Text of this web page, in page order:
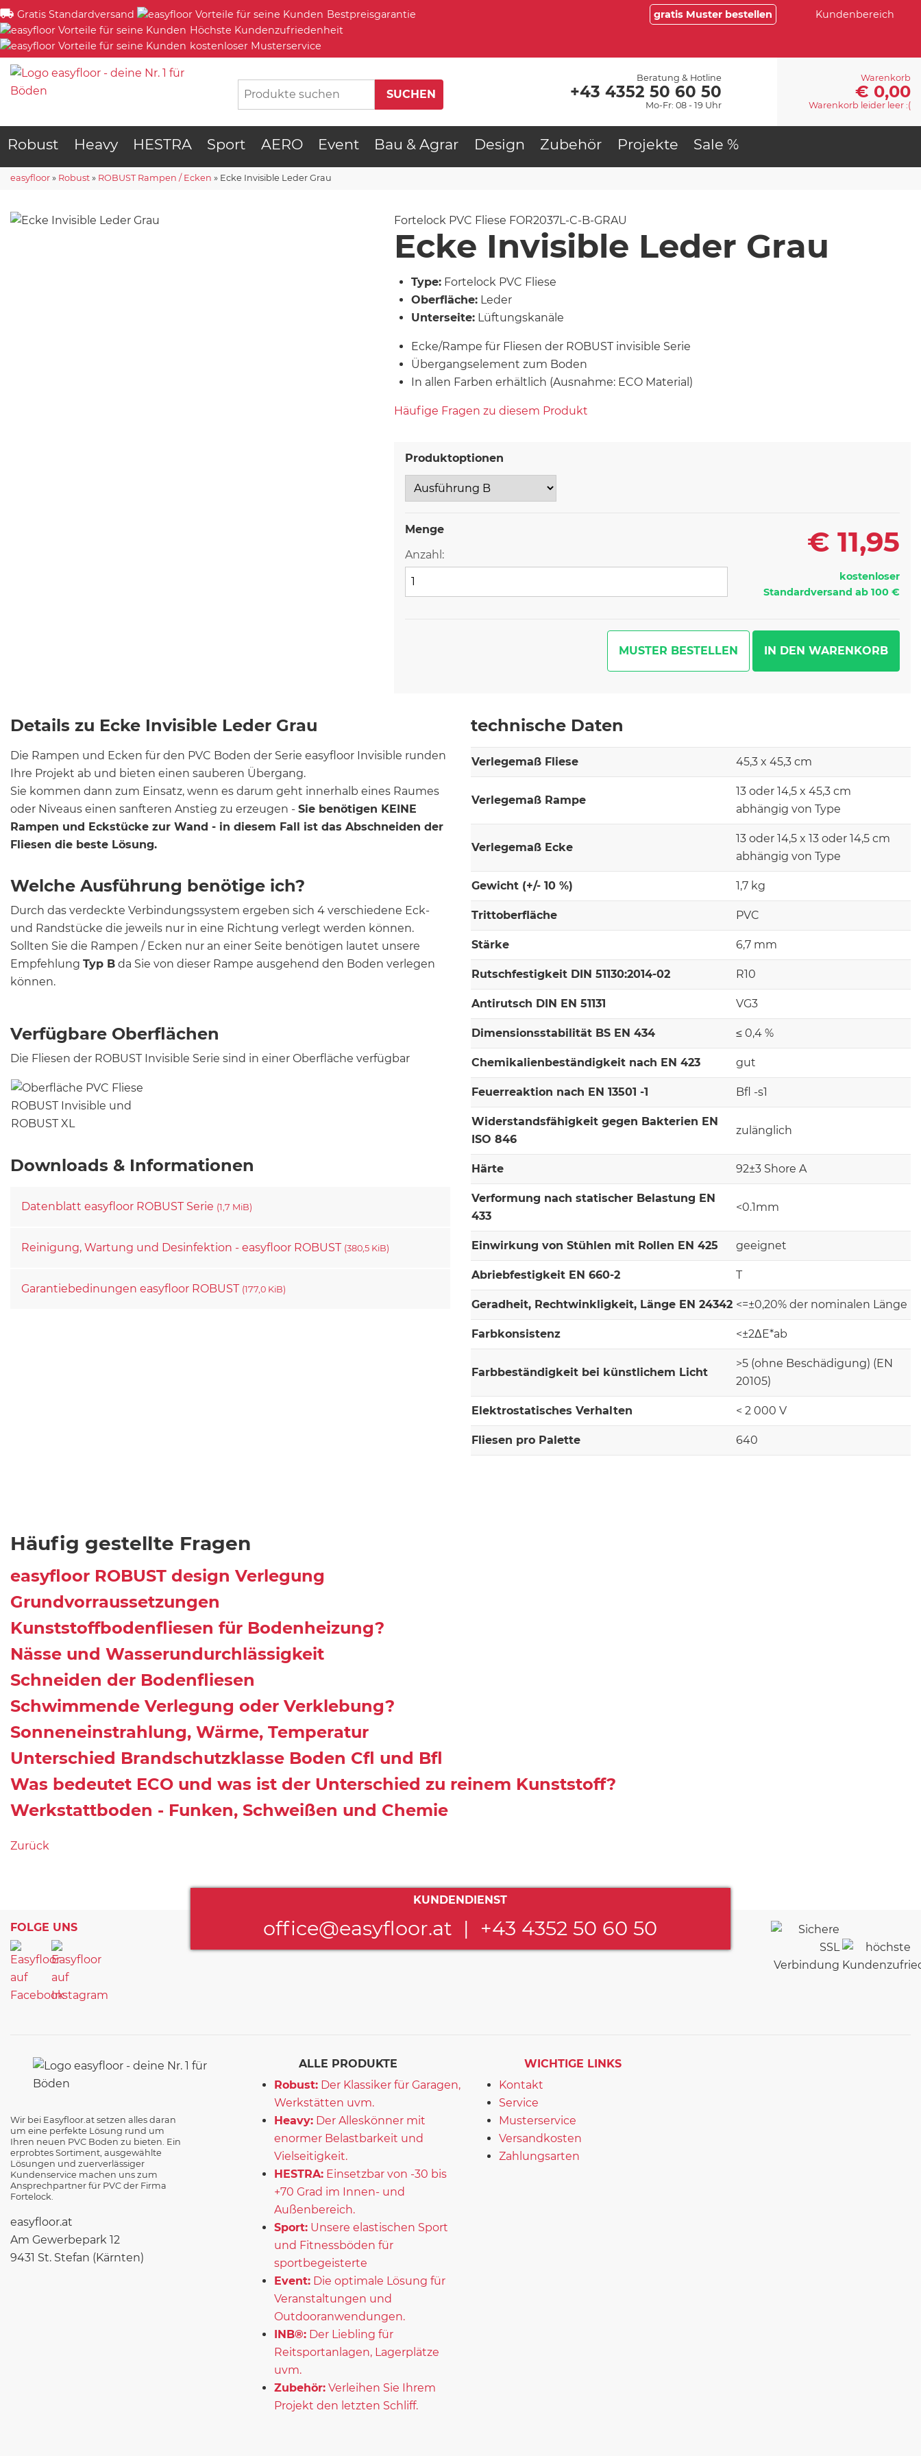
Gratis Standardversand
Bestpreisgarantie
Höchste Kundenzufriedenheit
kostenloser Musterservice
gratis Muster bestellen Kundenbereich
Beratung & Hotline
+43 4352 50 60 50
Mo-Fr: 08 - 19 Uhr
Warenkorb
€ 0,00
Warenkorb leider leer :(
Robust Heavy HESTRA Sport AERO Event Bau & Agrar Design Zubehör Projekte Sale %
easyfloor » Robust » ROBUST Rampen / Ecken » Ecke Invisible Leder Grau
Fortelock PVC Fliese FOR2037L-C-B-GRAU
Ecke Invisible Leder Grau
Type: Fortelock PVC Fliese
Oberfläche: Leder
Unterseite: Lüftungskanäle
Ecke/Rampe für Fliesen der ROBUST invisible Serie
Übergangselement zum Boden
In allen Farben erhältlich (Ausnahme: ECO Material)
Häufige Fragen zu diesem Produkt
Produktoptionen
Menge
Anzahl:
€ 11,95
kostenloser
Standardversand ab 100 €
MUSTER BESTELLEN
Details zu Ecke Invisible Leder Grau
Die Rampen und Ecken für den PVC Boden der Serie easyfloor Invisible runden
Ihre Projekt ab und bieten einen sauberen Übergang.
Sie kommen dann zum Einsatz, wenn es darum geht innerhalb eines Raumes
oder Niveaus einen sanfteren Anstieg zu erzeugen - Sie benötigen KEINE
Rampen und Eckstücke zur Wand - in diesem Fall ist das Abschneiden der
Fliesen die beste Lösung.
Welche Ausführung benötige ich?
Durch das verdeckte Verbindungssystem ergeben sich 4 verschiedene Eck-
und Randstücke die jeweils nur in eine Richtung verlegt werden können.
Sollten Sie die Rampen / Ecken nur an einer Seite benötigen lautet unsere
Empfehlung Typ B da Sie von dieser Rampe ausgehend den Boden verlegen
können.
Verfügbare Oberflächen
Die Fliesen der ROBUST Invisible Serie sind in einer Oberfläche verfügbar
Downloads & Informationen
Datenblatt easyfloor ROBUST Serie (1,7 MiB)
Reinigung, Wartung und Desinfektion - easyfloor ROBUST (380,5 KiB)
Garantiebedinungen easyfloor ROBUST (177,0 KiB)
technische Daten
Verlegemaß Fliese 45,3 x 45,3 cm
Verlegemaß Rampe
13 oder 14,5 x 45,3 cm
abhängig von Type
Verlegemaß Ecke
13 oder 14,5 x 13 oder 14,5 cm
abhängig von Type
Gewicht (+/- 10 %) 1,7 kg
Trittoberfläche PVC
Stärke 6,7 mm
Rutschfestigkeit DIN 51130:2014-02 R10
Antirutsch DIN EN 51131 VG3
Dimensionsstabilität BS EN 434 ≤ 0,4 %
Chemikalienbeständigkeit nach EN 423 gut
Feuerreaktion nach EN 13501 -1 Bfl -s1
Widerstandsfähigkeit gegen Bakterien EN
ISO 846
zulänglich
Härte 92±3 Shore A
Verformung nach statischer Belastung EN
433
<0.1mm
Einwirkung von Stühlen mit Rollen EN 425 geeignet
Abriebfestigkeit EN 660-2 T
Geradheit, Rechtwinkligkeit, Länge EN 24342 <=±0,20% der nominalen Länge
Farbkonsistenz <±2ΔE*ab
Farbbeständigkeit bei künstlichem Licht
>5 (ohne Beschädigung) (EN
20105)
Elektrostatisches Verhalten < 2 000 V
Fliesen pro Palette 640
Häufig gestellte Fragen
easyfloor ROBUST design Verlegung
Grundvorraussetzungen
Kunststoffbodenfliesen für Bodenheizung?
Nässe und Wasserundurchlässigkeit
Schneiden der Bodenfliesen
Schwimmende Verlegung oder Verklebung?
Sonneneinstrahlung, Wärme, Temperatur
Unterschied Brandschutzklasse Boden Cfl und Bfl
Was bedeutet ECO und was ist der Unterschied zu reinem Kunststoff?
Werkstattboden - Funken, Schweißen und Chemie
Zurück
FOLGE UNS
KUNDENDIENST
office@easyfloor.at | +43 4352 50 60 50
Wir bei Easyfloor.at setzen alles daran
um eine perfekte Lösung rund um
Ihren neuen PVC Boden zu bieten. Ein
erprobtes Sortiment, ausgewählte
Lösungen und zuerverlässiger
Kundenservice machen uns zum
Ansprechpartner für PVC der Firma
Fortelock.
easyfloor.at
Am Gewerbepark 12
9431 St. Stefan (Kärnten)
ALLE PRODUKTE
Robust: Der Klassiker für Garagen,
Werkstätten uvm.
Heavy: Der Alleskönner mit
enormer Belastbarkeit und
Vielseitigkeit.
HESTRA: Einsetzbar von -30 bis
+70 Grad im Innen- und
Außenbereich.
Sport: Unsere elastischen Sport
und Fitnessböden für
sportbegeisterte
Event: Die optimale Lösung für
Veranstaltungen und
Outdooranwendungen.
INB®: Der Liebling für
Reitsportanlagen, Lagerplätze
uvm.
Zubehör: Verleihen Sie Ihrem
Projekt den letzten Schliff.
WICHTIGE LINKS
Kontakt
Service
Musterservice
Versandkosten
Zahlungsarten